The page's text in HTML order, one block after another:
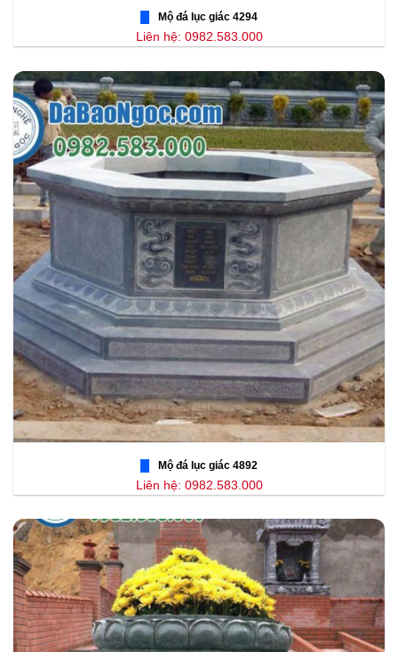
Mộ đá lục giác 4294
Liên hệ: 0982.583.000
Mộ đá lục giác 4892
Liên hệ: 0982.583.000